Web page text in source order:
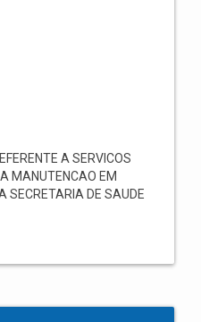
A SERVICOS
MANUTENCAO EM
SECRETARIA DE SAUDE